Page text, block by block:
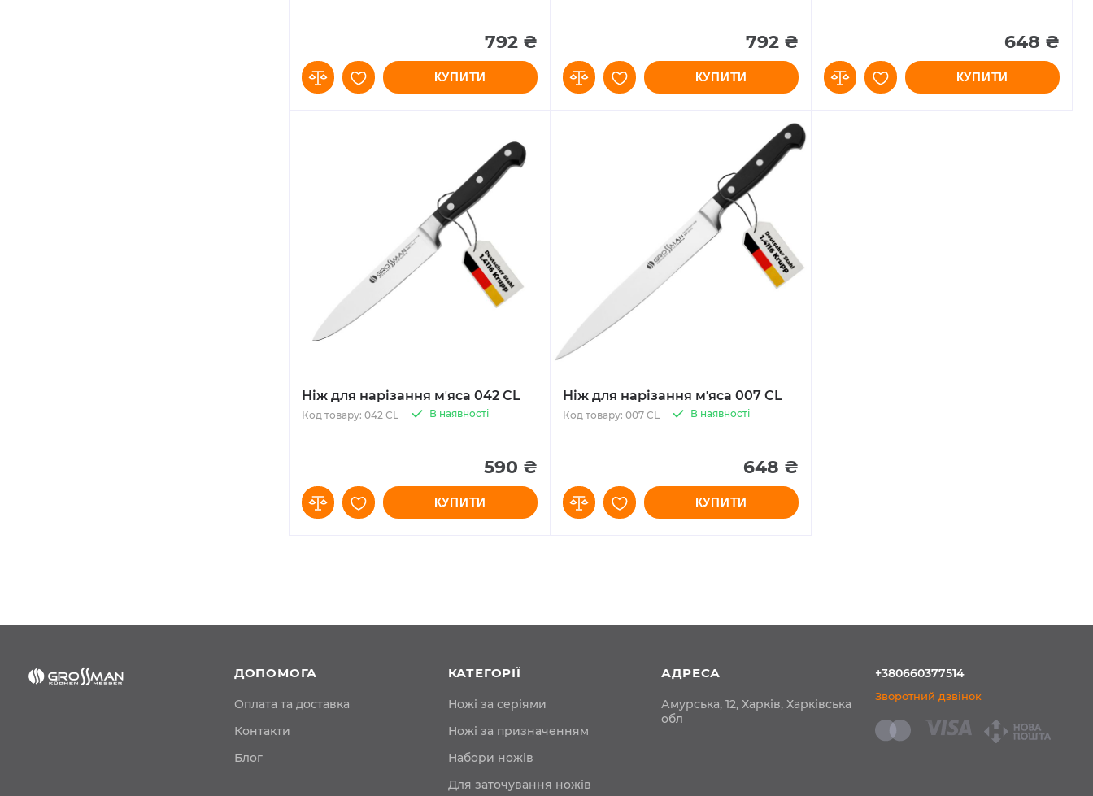
792 ₴
КУПИТИ
792 ₴
КУПИТИ
648 ₴
КУПИТИ
Ніж для нарізання мʼяса 042 CL
В наявності
Код товару: 042 CL
590 ₴
КУПИТИ
Ніж для нарізання мʼяса 007 CL
В наявності
Код товару: 007 CL
648 ₴
КУПИТИ
ДОПОМОГА
Оплата та доставка
Контакти
Блог
КАТЕГОРІЇ
Ножі за серіями
Ножі за призначенням
Набори ножів
Для заточування ножів
АДРЕСА
Амурська, 12, Харків, Харківська
обл
+380660377514
Зворотний дзвінок